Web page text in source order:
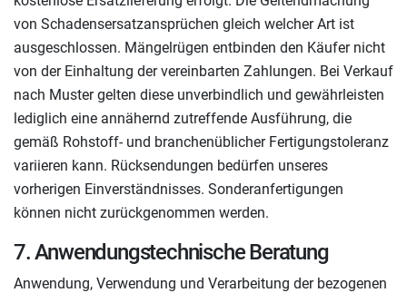
von Schadensersatzansprüchen gleich welcher Art ist
ausgeschlossen. Mängelrügen entbinden den Käufer nicht
von der Einhaltung der vereinbarten Zahlungen. Bei Verkauf
nach Muster gelten diese unverbindlich und gewährleisten
lediglich eine annähernd zutreffende Ausführung, die
gemäß Rohstoff- und branchenüblicher Fertigungstoleranz
variieren kann. Rücksendungen bedürfen unseres
vorherigen Einverständnisses. Sonderanfertigungen
können nicht zurückgenommen werden.
7. Anwendungstechnische Beratung
Anwendung, Verwendung und Verarbeitung der bezogenen